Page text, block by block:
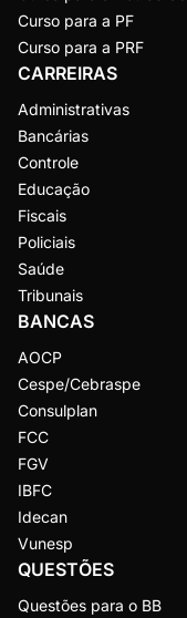
Curso para a PF
Curso para a PRF
CARREIRAS
Administrativas
Bancárias
Controle
Educação
Fiscais
Policiais
Saúde
Tribunais
BANCAS
AOCP
Cespe/Cebraspe
Consulplan
FCC
FGV
IBFC
Idecan
Vunesp
QUESTÕES
Questões para o BB